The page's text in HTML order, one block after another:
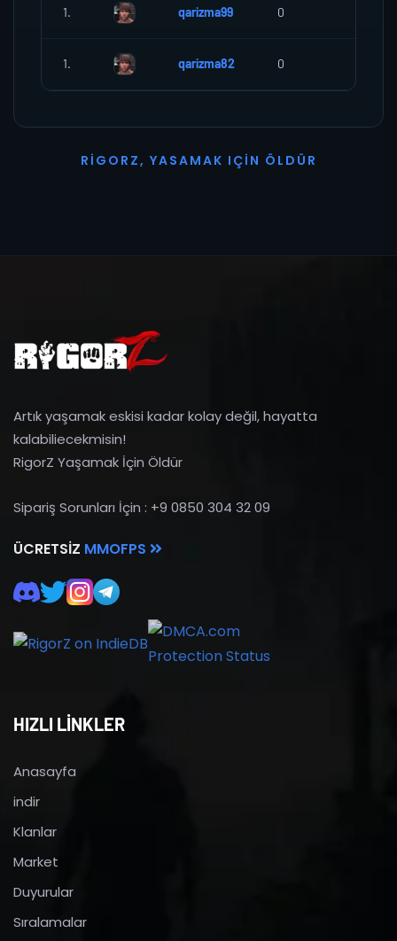
1. qarizma99 0
1. qarizma82 0
R I G O R Z, YASAMAK I ÇI N Ö L D Ü R
Artık yaşamak eskisi kadar kolay değil, hayatta
kalabiliecekmisin!
RigorZ Yaşamak İçin Öldür
Sipariş Sorunları İçin : +9 0850 304 32 09
ÜCRETSIZ MMOFPS
HIZLI LİNKLER
Anasayfa
indir
Klanlar
Market
Duyurular
Sıralamalar